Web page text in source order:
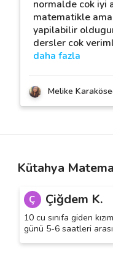
normalde cok iyi
matematikle
yapilabilir
dersler cok
daha fazla
Melike
Kütahya
Ç Çiğdem K.
10 cu sınıfa giden
günü 5-6 saatleri